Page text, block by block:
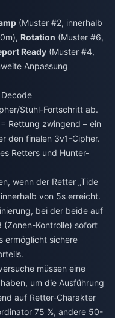
(Muster #2, innerhalb
Rotation (Muster #6,
Ready (Muster #4,
Anpassung
Stuhl-Fortschritt ab.
Rettung zwingend – ein
den finalen 3v1-Cipher.
Retters und Hunter-
wenn der Retter „Tide
von 5s erreicht.
bei der beide auf
(Zonen-Kontrolle) sofort
ermöglicht sichere
müssen eine
um die Ausführung
auf Retter-Charakter
75 %, andere 50-